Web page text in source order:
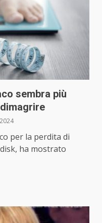
sembra più
per la perdita di
ha mostrato